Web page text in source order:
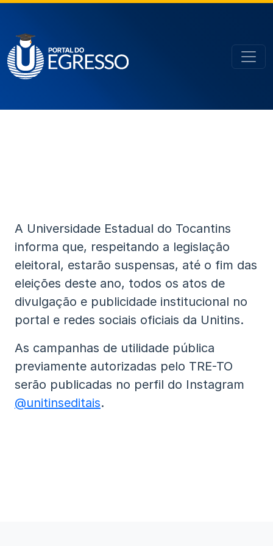
A Universidade Estadual do Tocantins
informa que, respeitando a legislação
eleitoral, estarão suspensas, até o fim das
eleições deste ano, todos os atos de
divulgação e publicidade institucional no
portal e redes sociais oficiais da Unitins.
As campanhas de utilidade pública
previamente autorizadas pelo TRE-TO
serão publicadas no perfil do Instagram
@unitinseditais.